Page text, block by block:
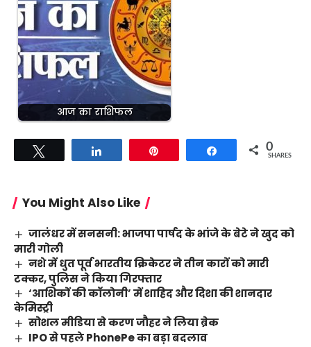
आज का राशिफल
Share 0
SHARES
You Might Also Like
जालंधर में सनसनी: भाजपा पार्षद के भांजे के बेटे ने खुद को
मारी गोली
नशे में धुत पूर्व भारतीय क्रिकेटर ने तीन कारों को मारी
टक्कर, पुलिस ने किया गिरफ्तार
‘आशिकों की कॉलोनी’ में शाहिद और दिशा की शानदार
केमिस्ट्री
सोशल मीडिया से करण जौहर ने लिया ब्रेक
IPO से पहले PhonePe का बड़ा बदलाव